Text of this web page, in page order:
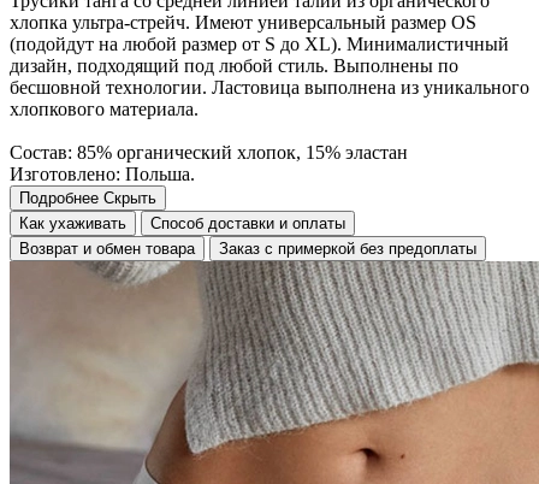
хлопка ультра-стрейч. Имеют универсальный размер OS
(подойдут на любой размер от S до XL). Минималистичный
дизайн, подходящий под любой стиль. Выполнены по
бесшовной технологии. Ластовица выполнена из уникального
хлопкового материала.
Состав: 85% органический хлопок, 15% эластан
Изготовлено: Польша.
Подробнее Скрыть
Как ухаживать
Способ доставки и оплаты
Возврат и обмен товара
Заказ с примеркой без предоплаты